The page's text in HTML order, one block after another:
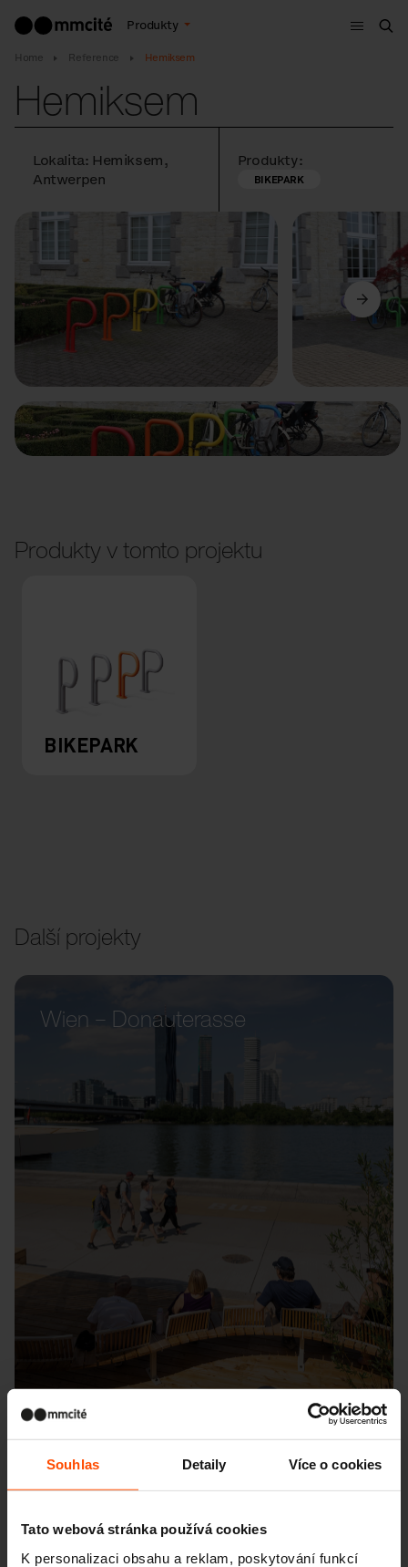
Souhlas Detaily Více o cookies
Tato webová stránka používá cookies
K personalizaci obsahu a reklam, poskytování funkcí
Produkty
Menu
Home Reference Hemiksem
Hemiksem
Lokalita: Hemiksem,
Antwerpen
Produkty:
BIKEPARK
Předchozí
Produkty v tomto projektu
BIKEPARK
Další projekty
Wien – Donauterasse
Seattle – Popup park